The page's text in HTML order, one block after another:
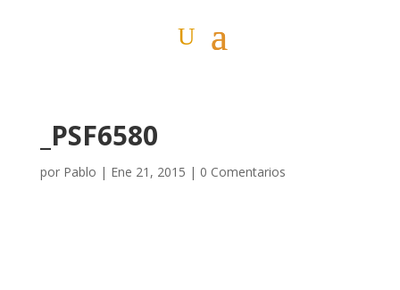
_PSF6580
por Pablo | Ene 21, 2015 | 0 Comentarios